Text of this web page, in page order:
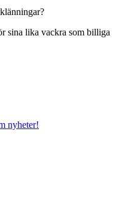
sina lika vackra som billiga
nyheter!